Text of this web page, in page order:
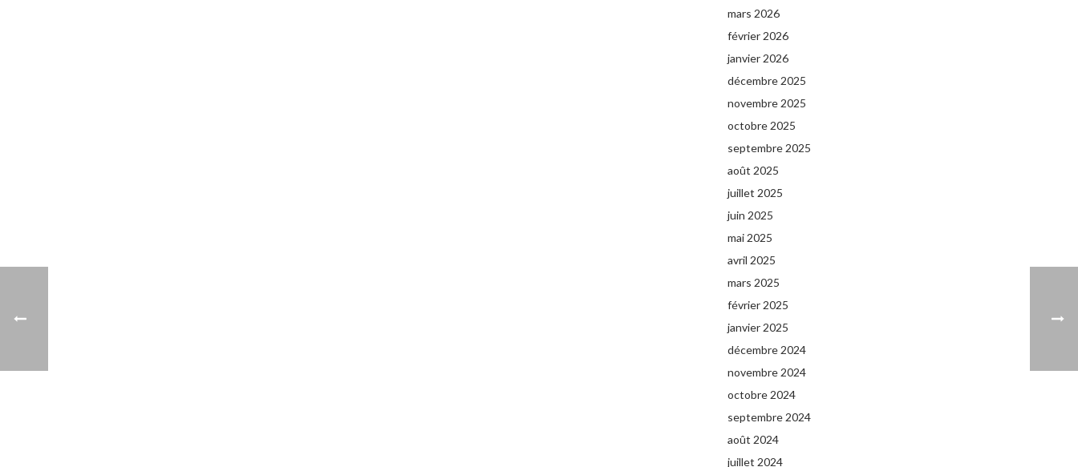
mars 2026
février 2026
janvier 2026
décembre 2025
novembre 2025
octobre 2025
septembre 2025
août 2025
juillet 2025
juin 2025
mai 2025
avril 2025
mars 2025
février 2025
janvier 2025
décembre 2024
novembre 2024
octobre 2024
septembre 2024
août 2024
juillet 2024